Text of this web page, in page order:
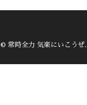
© 常時全力 気楽にいこうぜ.